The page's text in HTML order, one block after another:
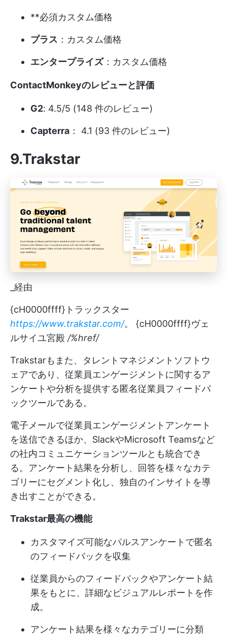
**必須カスタム価格
プラス ：カスタム価格
エンタープライズ：カスタム価格
ContactMonkeyのレビューと評価
G2: 4.5/5 (148 件のレビュー)
Capterra ： 4.1 (93 件のレビュー)
9.Trakstar
_経由
{cH0000ffff}トラックスター
https://www.trakstar.com/。 {cH0000ffff}ヴェ
ルサイユ宮殿 /%href/
Trakstarもまた、タレントマネジメントソフトウ
ェアであり、従業員エンゲージメントに関するア
ンケートや分析を提供する匿名従業員フィードバ
ックツールである。
電子メールで従業員エンゲージメントアンケート
を送信できるほか、SlackやMicrosoft Teamsなど
の社内コミュニケーションツールとも統合でき
る。アンケート結果を分析し、回答を様々なカテ
ゴリーにセグメント化し、独自のインサイトを導
き出すことができる。
Trakstar最高の機能
カスタマイズ可能なパルスアンケートで匿名
のフィードバックを収集
従業員からのフィードバックやアンケート結
果をもとに、詳細なビジュアルレポートを作
成。
アンケート結果を様々なカテゴリーに分類